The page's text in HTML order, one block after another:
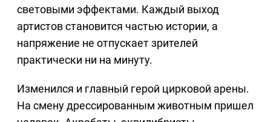
световыми эффектами. Каждый выход
артистов становится частью истории, а
напряжение не отпускает зрителей
практически ни на минуту.
Изменился и главный герой цирковой арены.
На смену дрессированным животным пришел